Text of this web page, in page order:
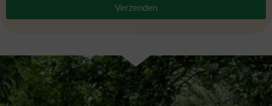
Verzenden